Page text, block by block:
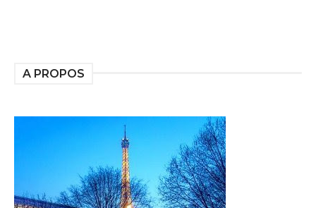
A PROPOS